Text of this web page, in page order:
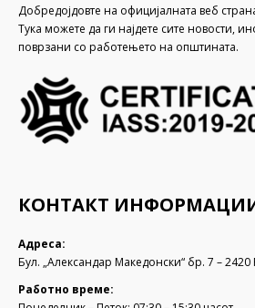
Добредојдовте на официјалната веб
Тука можете да ги најдете сите новости,
поврзани со работењето на општината.
КОНТАКТ
Адреса:
Бул. „Александар Македонски“ бр. 7 –
Работно време: